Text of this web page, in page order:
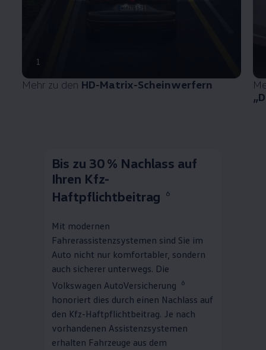
1
Mehr zu den HD-Matrix-Scheinwerfern
Bis zu 30 % Nachlass auf
Ihren Kfz-
Haftpflichtbeitrag
6
Mit modernen
Fahrerassistenzsystemen sind Sie im
Auto nicht nur komfortabler, sondern
auch sicherer unterwegs. Die
Volkswagen AutoVersicherung 6
honoriert dies durch einen Nachlass auf
den Kfz-Haftpflichtbeitrag. Je nach
vorhandenen Assistenzsystemen
erhalten Fahrzeuge aus dem